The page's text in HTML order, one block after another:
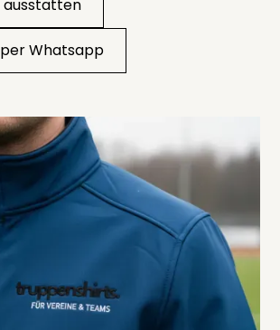
Whatsapp